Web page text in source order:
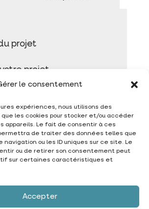
le consentement
expériences, nous utilisons des
les cookies pour stocker et/ou accéder
appareils. Le fait de consentir à ces
de traiter des données telles que
ou les ID uniques sur ce site. Le
ou de retirer son consentement peut
sur certaines caractéristiques et
Accepter
Envoyer
et agencements par les tontons